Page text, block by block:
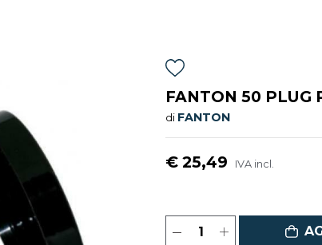
FANTON 50 PLUG
di FANTON
€ 25,49 IVA incl.